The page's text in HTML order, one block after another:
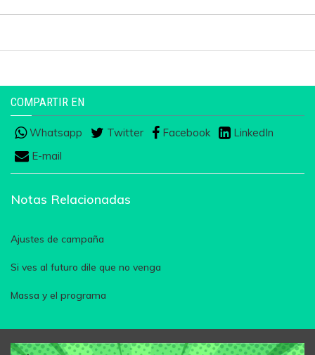
COMPARTIR EN
Whatsapp Twitter Facebook
LinkedIn
E-mail
Notas Relacionadas
Ajustes de campaña
Si ves al futuro dile que no venga
Massa y el programa